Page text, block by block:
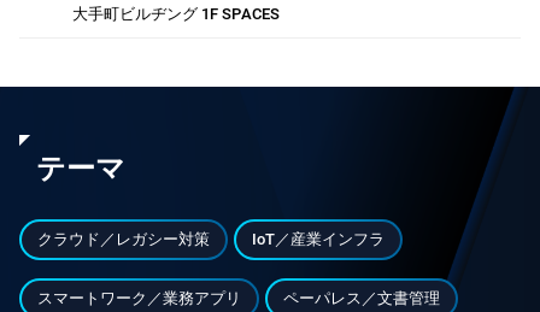
大手町ビルヂング 1F SPACES
テーマ
クラウド／レガシー対策 IoT／産業インフラ
スマートワーク／業務アプリ ペーパレス／文書管理